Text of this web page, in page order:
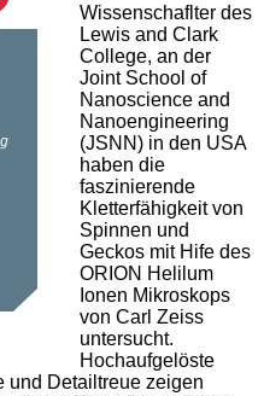
Wissenschaflter des
Lewis and Clark
College, an der
Joint School of
Nanoscience and
Nanoengineering
(JSNN) in den USA
haben die
faszinierende
Kletterfähigkeit von
Spinnen und
Geckos mit Hife des
ORION Helilum
Ionen Mikroskops
von Carl Zeiss
untersucht.
Hochaufgelöste
und Detailtreue zeigen